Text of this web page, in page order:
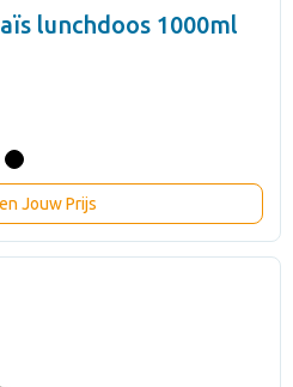
lunchdoos 1000ml
Jouw Prijs